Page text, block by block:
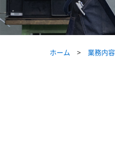
ホーム 業務内容